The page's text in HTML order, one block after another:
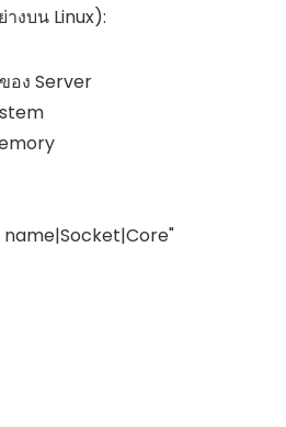
งบน Linux):
อง Server